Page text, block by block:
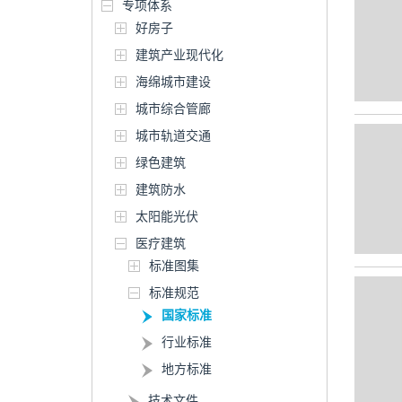
专项体系
好房子
建筑产业现代化
海绵城市建设
城市综合管廊
城市轨道交通
绿色建筑
建筑防水
太阳能光伏
医疗建筑
标准图集
标准规范
国家标准
行业标准
地方标准